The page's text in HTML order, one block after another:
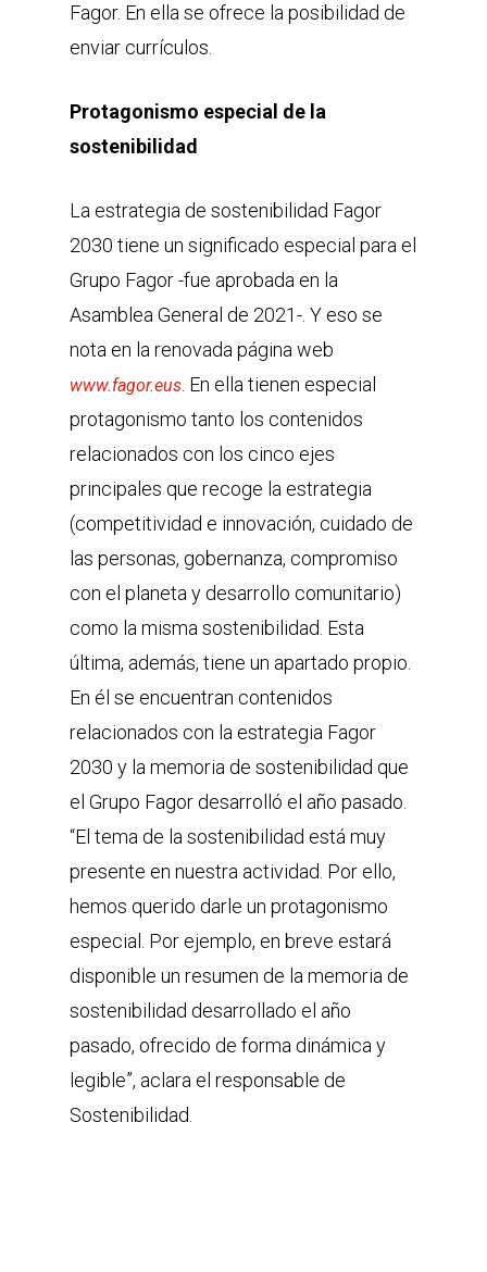
Fagor. En ella se ofrece la posibilidad de
enviar currículos.
Protagonismo especial de la
sostenibilidad
La estrategia de sostenibilidad Fagor
2030 tiene un significado especial para el
Grupo Fagor -fue aprobada en la
Asamblea General de 2021-. Y eso se
nota en la renovada página web
www.fagor.eus . En ella tienen especial
protagonismo tanto los contenidos
relacionados con los cinco ejes
principales que recoge la estrategia
(competitividad e innovación, cuidado de
las personas, gobernanza, compromiso
con el planeta y desarrollo comunitario)
como la misma sostenibilidad. Esta
última, además, tiene un apartado propio.
En él se encuentran contenidos
relacionados con la estrategia Fagor
2030 y la memoria de sostenibilidad que
el Grupo Fagor desarrolló el año pasado.
“El tema de la sostenibilidad está muy
presente en nuestra actividad. Por ello,
hemos querido darle un protagonismo
especial. Por ejemplo, en breve estará
disponible un resumen de la memoria de
sostenibilidad desarrollado el año
pasado, ofrecido de forma dinámica y
legible”, aclara el responsable de
Sostenibilidad.